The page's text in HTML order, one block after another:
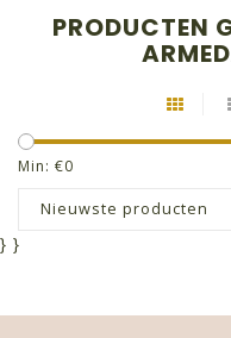
PRODUCTEN
Min: €0
Nieuwste producten
} }